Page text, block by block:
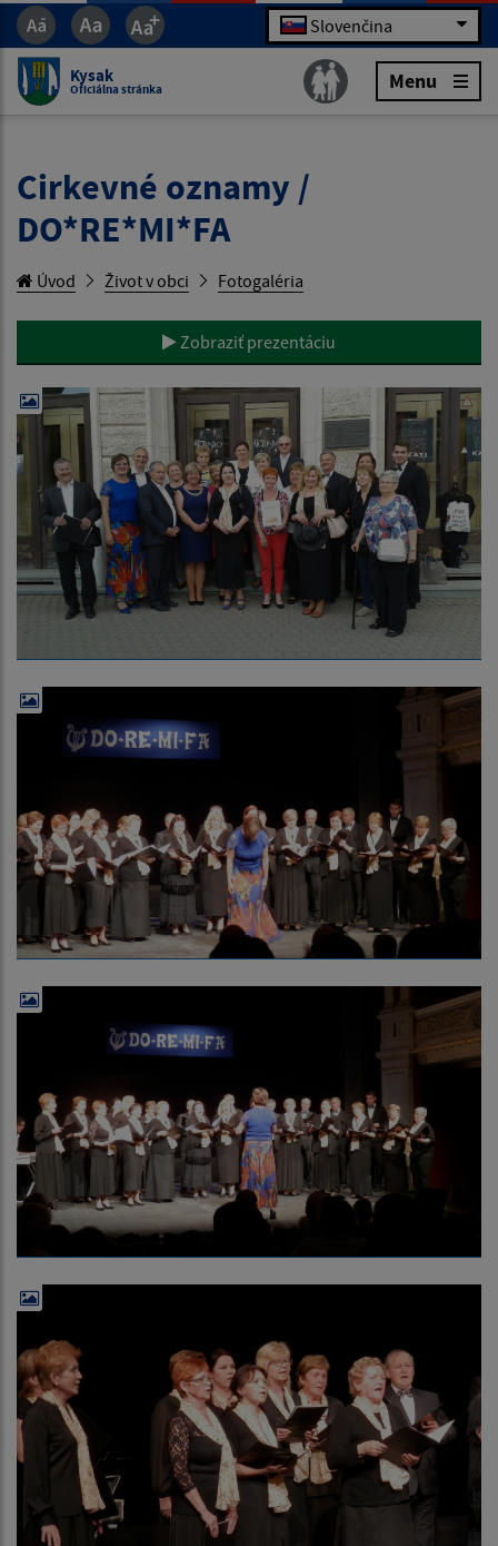
Slovenčina
Kysak
Oficiálna stránka Menu
Cirkevné oznamy /
DO*RE*MI*FA
Úvod Život v obci Fotogaléria
Zobraziť prezentáciu